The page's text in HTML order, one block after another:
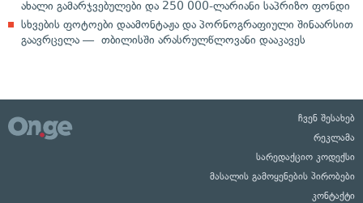
ახალი გამარჯვებულები და 250 000-ლარიანი საპრიზო ფონდი
სხვების ფოტოები დაამონტაჟა და პორნოგრაფიული შინაარსით
გაავრცელა — თბილისში არასრულწლოვანი დააკავეს
ჩვენ შესახებ
რეკლამა
სარედაქციო კოდექსი
მასალის გამოყენების პირობები
კონტაქტი